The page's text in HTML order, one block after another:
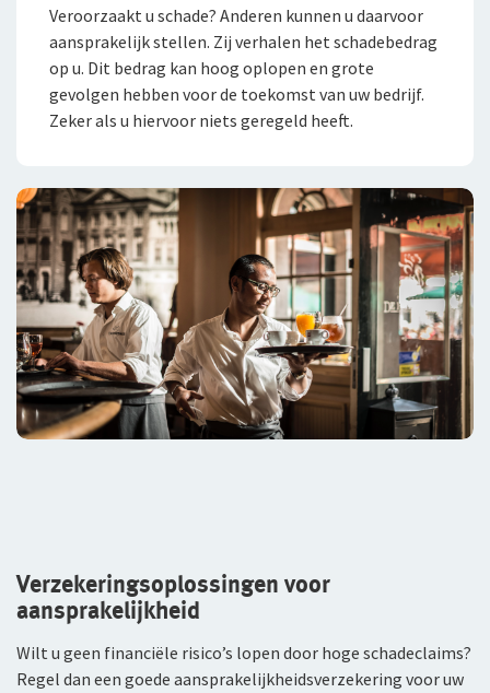
Samenwerking met adviseurs
Tevreden klanten
Werken bij De Zeeuwse
Veroorzaakt u schade? Anderen kunnen u daarvoor
aansprakelijk stellen. Zij verhalen het schadebedrag
op u. Dit bedrag kan hoog oplopen en grote
gevolgen hebben voor de toekomst van uw bedrijf.
Zeker als u hiervoor niets geregeld heeft.
Verzekeringsoplossingen voor
aansprakelijkheid
Wilt u geen financiële risico’s lopen door hoge schadeclaims?
Regel dan een goede aansprakelijkheidsverzekering voor uw